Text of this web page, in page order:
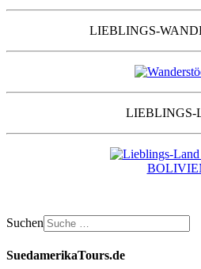
LIEBLINGS-
LIEBLINGS-
Suchen
SuedamerikaTours.de